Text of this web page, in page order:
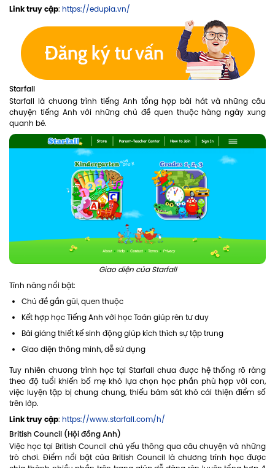
Link truy cập: https://edupia.vn/
Starfall
Starfall là chương trình tiếng Anh tổng hợp bài hát và những câu
chuyện tiếng Anh với những chủ đề quen thuộc hàng ngày xung
quanh bé.
Giao diện của Starfall
Tính năng nổi bật:
Chủ đề gần gũi, quen thuộc
Kết hợp học Tiếng Anh với học Toán giúp rèn tư duy
Bài giảng thiết kế sinh động giúp kích thích sự tập trung
Giao diện thông minh, dễ sử dụng
Tuy nhiên chương trình học tại Starfall chưa được hệ thống rõ ràng
theo độ tuổi khiến bố mẹ khó lựa chọn học phần phù hợp với con,
việc luyện tập bị chung chung, thiếu bám sát khó cải thiện điểm số
trên lớp.
Link truy cập: https://www.starfall.com/h/
British Council (Hội đồng Anh)
Việc học tại British Council chủ yếu thông qua câu chuyện và những
trò chơi. Điểm nổi bật của British Council là chương trình học được